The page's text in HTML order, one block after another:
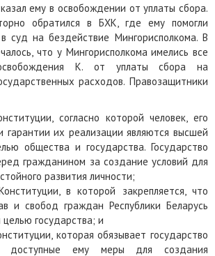
ему в освобождении от уплаты сбора.
обратился в БХК, где ему помогли
суд на бездействие Мингорисполкома. В
что у Мингорисполкома имелись все
К. от уплаты сбора на
расходов. Правозащитники
согласно которой человек, его
гарантии их реализации являются высшей
общества и государства. Государство
гражданином за создание условий для
развития личности;
в которой закрепляется, что
и свобод граждан Республики Беларусь
государства; и
которая обязывает государство
доступные ему меры для создания